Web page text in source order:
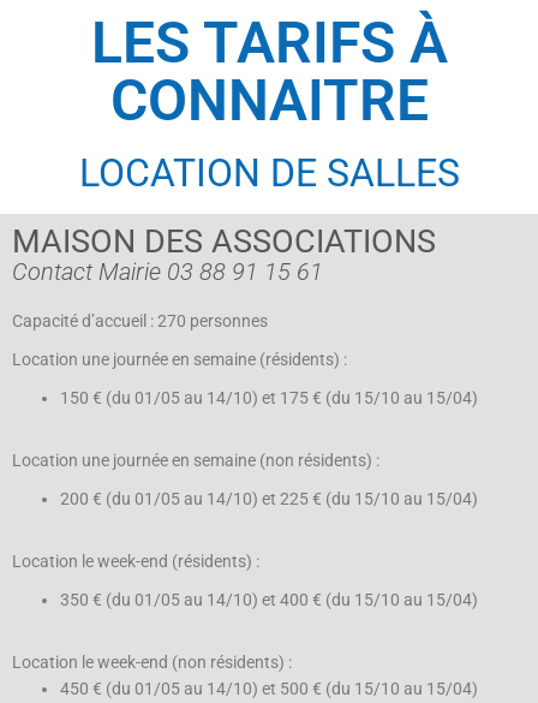
LES TARIFS À
CONNAITRE
LOCATION DE SALLES
MAISON DES ASSOCIATIONS
Contact Mairie 03 88 91 15 61
Capacité d’accueil : 270 personnes
Location une journée en semaine (résidents) :
150 € (du 01/05 au 14/10) et 175 € (du 15/10 au 15/04)
Location une journée en semaine (non résidents) :
200 € (du 01/05 au 14/10) et 225 € (du 15/10 au 15/04)
Location le week-end (résidents) :
350 € (du 01/05 au 14/10) et 400 € (du 15/10 au 15/04)
Location le week-end (non résidents) :
450 € (du 01/05 au 14/10) et 500 € (du 15/10 au 15/04)